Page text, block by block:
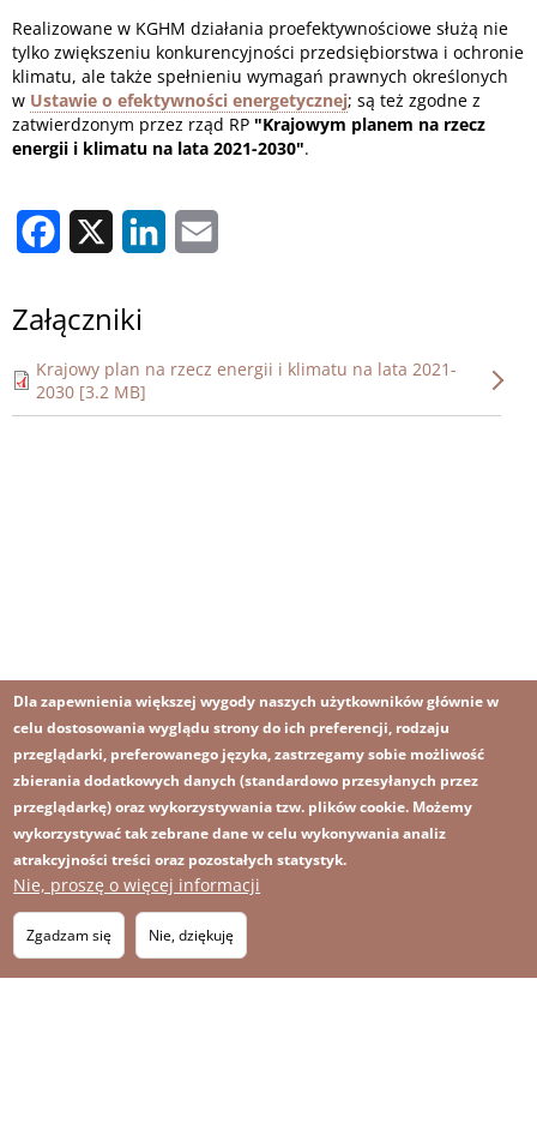
Realizowane w KGHM działania proefektywnościowe służą nie
tylko zwiększeniu konkurencyjności przedsiębiorstwa i ochronie
klimatu, ale także spełnieniu wymagań prawnych określonych
w Ustawie o efektywności energetycznej; są też zgodne z
zatwierdzonym przez rząd RP "Krajowym planem na rzecz
energii i klimatu na lata 2021-2030".
Facebook LinkedIn
Załączniki
Krajowy plan na rzecz energii i klimatu na lata 2021-
2030 [3.2 MB]
Footer
menu
Zapisz się na newsletter
Obraz
MAPA STRONY
Dla zapewnienia większej wygody naszych użytkowników głównie w
celu dostosowania wyglądu strony do ich preferencji, rodzaju
przeglądarki, preferowanego języka, zastrzegamy sobie możliwość
zbierania dodatkowych danych (standardowo przesyłanych przez
przeglądarkę) oraz wykorzystywania tzw. plików cookie. Możemy
wykorzystywać tak zebrane dane w celu wykonywania analiz
atrakcyjności treści oraz pozostałych statystyk.
Nie, proszę o więcej informacji
Zgadzam się Nie, dziękuję